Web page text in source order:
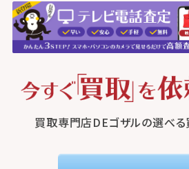
買取専門店DEゴザルの選べる